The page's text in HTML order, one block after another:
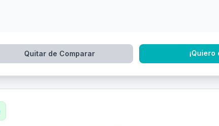
Quitar de Comparar ¡Quiero